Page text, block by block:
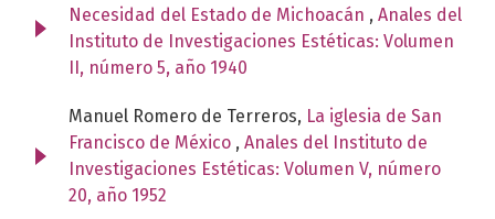
Necesidad del Estado de Michoacán , Anales del
Instituto de Investigaciones Estéticas: Volumen
II, número 5, año 1940
Manuel Romero de Terreros, La iglesia de San
Francisco de México , Anales del Instituto de
Investigaciones Estéticas: Volumen V, número
20, año 1952